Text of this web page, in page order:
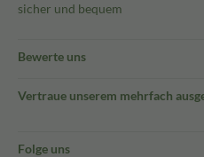
sicher und bequem
Bewerte uns
Vertraue unserem mehrfach
Folge uns